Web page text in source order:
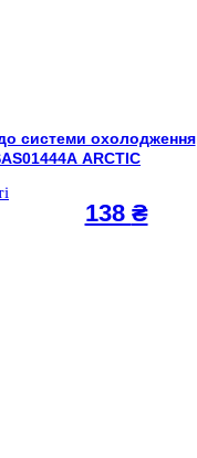
системи охолодження
ARCTIC
138 ₴